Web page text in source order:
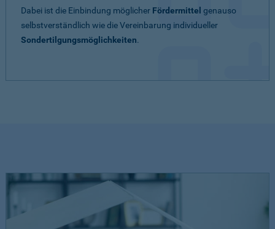
Dabei ist die Einbindung möglicher Fördermittel genauso
selbstverständlich wie die Vereinbarung individueller
Sondertilgungsmöglichkeiten.